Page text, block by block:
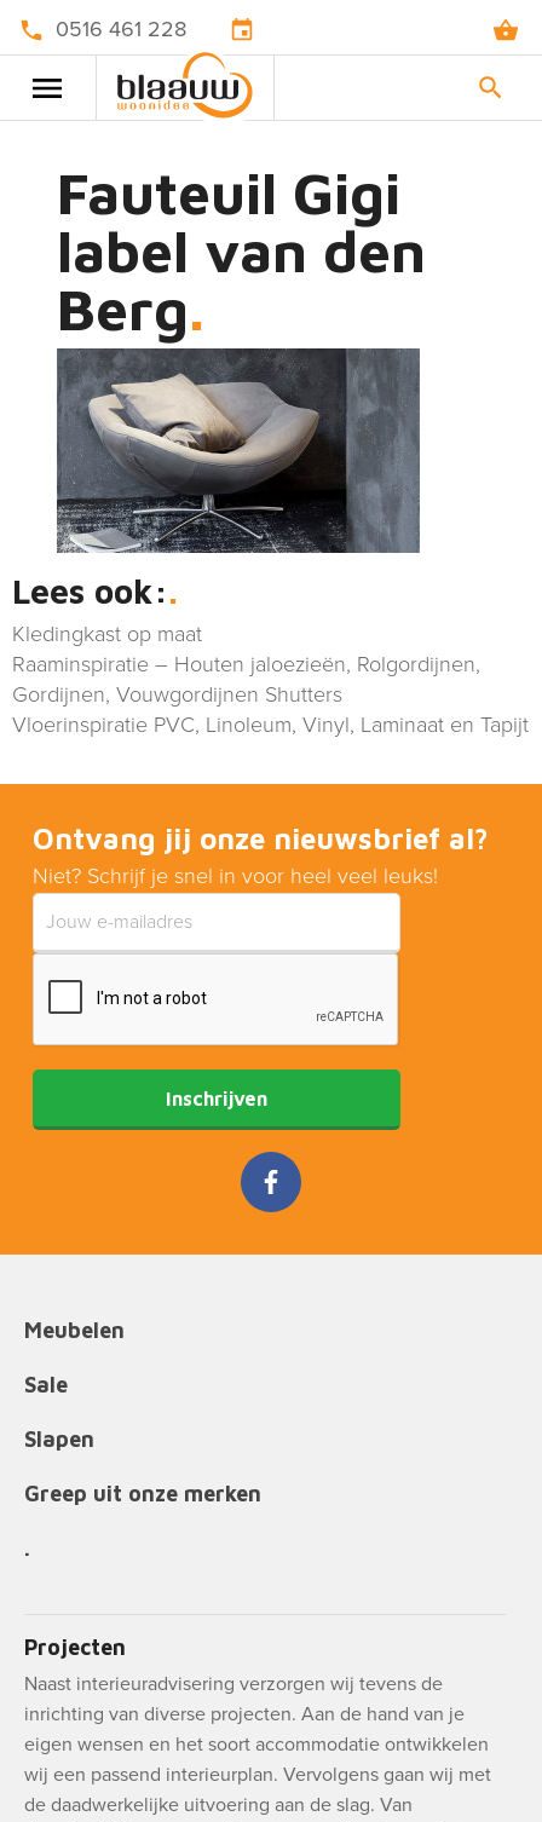
0516 461 228
Fauteuil Gigi
label van den
Berg
Lees ook:
Kledingkast op maat
Raaminspiratie – Houten jaloezieën, Rolgordijnen,
Gordijnen, Vouwgordijnen Shutters
Vloerinspiratie PVC, Linoleum, Vinyl, Laminaat en Tapijt
Ontvang jij onze nieuwsbrief al?
Niet? Schrijf je snel in voor heel veel leuks!
Inschrijven
Meubelen
Sale
Slapen
Greep uit onze merken
.
Projecten
Naast interieuradvisering verzorgen wij tevens de
inrichting van diverse projecten. Aan de hand van je
eigen wensen en het soort accommodatie ontwikkelen
wij een passend interieurplan. Vervolgens gaan wij met
de daadwerkelijke uitvoering aan de slag. Van